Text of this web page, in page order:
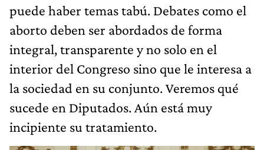
puede haber temas tabú. Debates como el
aborto deben ser abordados de forma
integral, transparente y no solo en el
interior del Congreso sino que le interesa a
la sociedad en su conjunto. Veremos qué
sucede en Diputados. Aún está muy
incipiente su tratamiento.